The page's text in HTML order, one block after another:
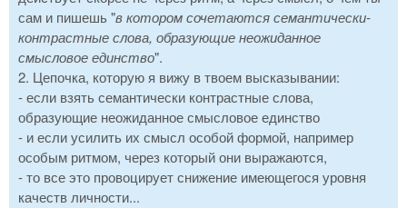
сам и пишешь "в котором сочетаются семантически-
контрастные слова, образующие неожиданное
смысловое единство".
2. Цепочка, которую я вижу в твоем высказывании:
- если взять семантически контрастные слова,
образующие неожиданное смысловое единство
- и если усилить их смысл особой формой, например
особым ритмом, через который они выражаются,
- то все это провоцирует снижение имеющегося уровня
качеств личности...